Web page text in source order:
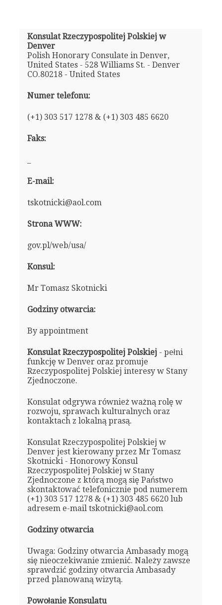
Konsulat Rzeczypospolitej Polskiej w
Denver
Polish Honorary Consulate in Denver,
United States - 528 Williams St. - Denver
CO.80218 - United States
Numer telefonu:
(+1) 303 517 1278 & (+1) 303 485 6620
Faks:
E-mail:
tskotnicki@aol.com
Strona WWW:
gov.pl/web/usa/
Konsul:
Mr Tomasz Skotnicki
Godziny otwarcia:
By appointment
Konsulat Rzeczypospolitej Polskiej- pełni
funkcję w Denver oraz promuje
Rzeczypospolitej Polskiej interesy w Stany
Zjednoczone.
Konsulat odgrywa również ważną rolę w
rozwoju, sprawach kulturalnych oraz
kontaktach z lokalną prasą.
Konsulat Rzeczypospolitej Polskiej w
Denver jest kierowany przez Mr Tomasz
Skotnicki - Honorowy Konsul
Rzeczypospolitej Polskiej w Stany
Zjednoczone z którą mogą się Państwo
skontaktować telefonicznie pod numerem
(+1) 303 517 1278 & (+1) 303 485 6620 lub
adresem e-mail tskotnicki@aol.com
Godziny otwarcia
Uwaga: Godziny otwarcia Ambasady mogą
się nieoczekiwanie zmienić. Należy zawsze
sprawdzić godziny otwarcia Ambasady
przed planowaną wizytą.
Powołanie Konsulatu